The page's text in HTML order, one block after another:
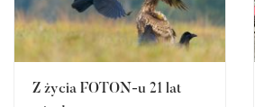
Z życia FOTON-u 21 lat